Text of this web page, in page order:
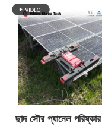
ছাদ সৌর প্যানেল পরিষ্কার